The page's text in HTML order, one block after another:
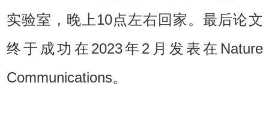
实验室，晚上10点左右回家。最后论文
终于成功在2023年2月发表在Nature
Communications。